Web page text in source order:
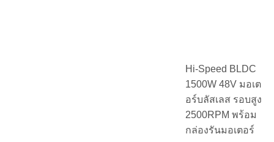
Hi-Speed BLDC
1500W 48V มอเต
อร์บลัสเลส รอบสูง
2500RPM พร้อม
กล่องรันมอเตอร์